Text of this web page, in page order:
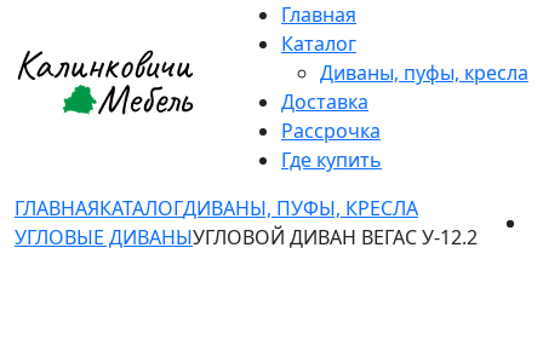
Главная
Каталог
Диваны, пуфы, кресла
Доставка
Рассрочка
Где купить
ГЛАВНАЯКАТАЛОГДИВАНЫ, ПУФЫ, КРЕСЛА
УГЛОВЫЕ ДИВАНЫУГЛОВОЙ ДИВАН ВЕГАС У-12.2